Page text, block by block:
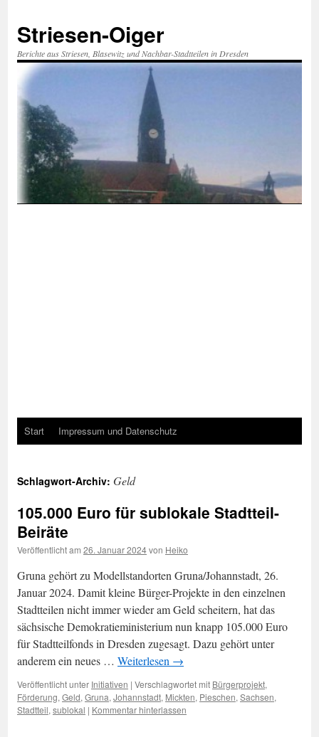
springen
Striesen-Oiger
Berichte aus Striesen, Blasewitz und Nachbar-Stadtteilen in Dresden
Start Impressum und Datenschutz
Schlagwort-Archiv: Geld
105.000 Euro für sublokale Stadtteil-
Beiräte
Veröffentlicht am 26. Januar 2024von Heiko
Gruna gehört zu Modellstandorten Gruna/Johannstadt, 26.
Januar 2024. Damit kleine Bürger-Projekte in den einzelnen
Stadtteilen nicht immer wieder am Geld scheitern, hat das
sächsische Demokratieministerium nun knapp 105.000 Euro
für Stadtteilfonds in Dresden zugesagt. Dazu gehört unter
anderem ein neues … Weiterlesen →
Veröffentlicht unter Initiativen | Verschlagwortet mit Bürgerprojekt,
Förderung, Geld, Gruna, Johannstadt, Mickten, Pieschen, Sachsen,
Stadtteil, sublokal | Kommentar hinterlassen